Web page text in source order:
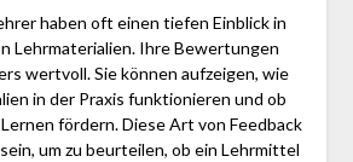
haben oft einen tiefen Einblick in
Lehrmaterialien. Ihre Bewertungen
wertvoll. Sie können aufzeigen, wie
in der Praxis funktionieren und ob
fördern. Diese Art von Feedback
um zu beurteilen, ob ein Lehrmittel